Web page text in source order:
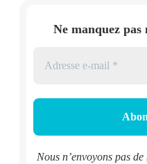
Ne manquez
Nous n’envoyons pas